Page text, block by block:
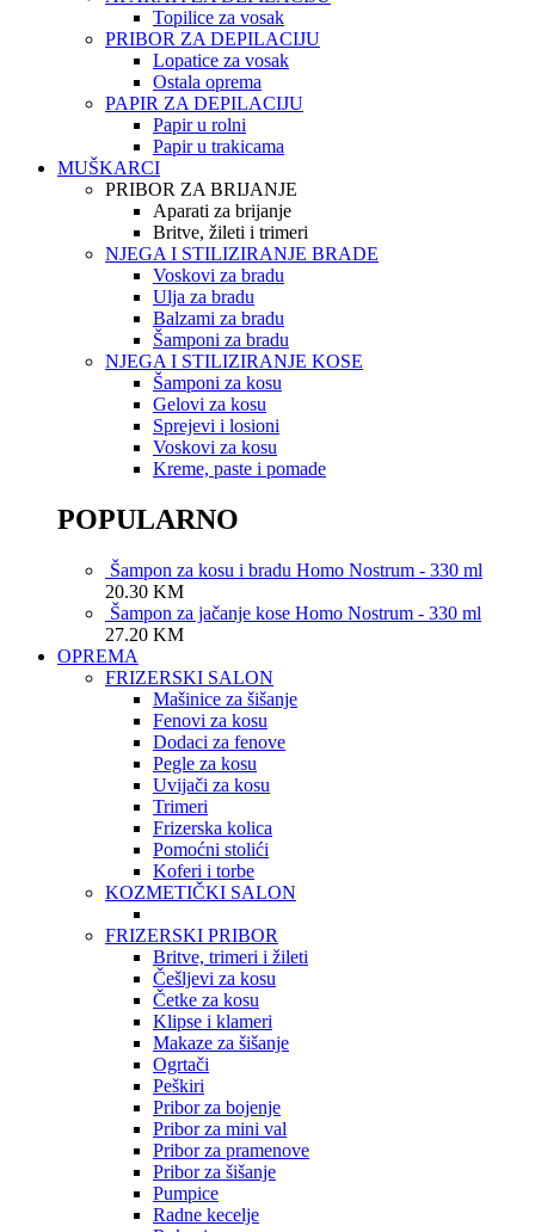
Topilice za vosak
PRIBOR ZA DEPILACIJU
Lopatice za vosak
Ostala oprema
PAPIR ZA DEPILACIJU
Papir u rolni
Papir u trakicama
MUŠKARCI
PRIBOR ZA BRIJANJE
Aparati za brijanje
Britve, žileti i trimeri
NJEGA I STILIZIRANJE BRADE
Voskovi za bradu
Ulja za bradu
Balzami za bradu
Šamponi za bradu
NJEGA I STILIZIRANJE KOSE
Šamponi za kosu
Gelovi za kosu
Sprejevi i losioni
Voskovi za kosu
Kreme, paste i pomade
POPULARNO
Šampon za kosu i bradu Homo Nostrum - 330 ml
20.30 KM
Šampon za jačanje kose Homo Nostrum - 330 ml
27.20 KM
OPREMA
FRIZERSKI SALON
Mašinice za šišanje
Fenovi za kosu
Dodaci za fenove
Pegle za kosu
Uvijači za kosu
Trimeri
Frizerska kolica
Pomoćni stolići
Koferi i torbe
KOZMETIČKI SALON
FRIZERSKI PRIBOR
Britve, trimeri i žileti
Češljevi za kosu
Četke za kosu
Klipse i klameri
Makaze za šišanje
Ogrtači
Peškiri
Pribor za bojenje
Pribor za mini val
Pribor za pramenove
Pribor za šišanje
Pumpice
Radne kecelje